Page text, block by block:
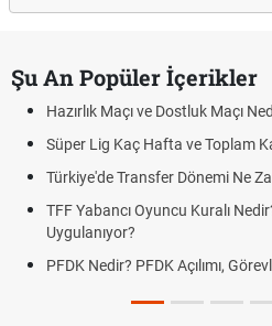
Şu An Popüler İçerikler
Hazırlık Maçı ve Dostluk Maçı
Süper Lig Kaç Hafta ve Toplam
Türkiye'de Transfer Dönemi Ne
TFF Yabancı Oyuncu Kuralı
Uygulanıyor?
PFDK Nedir? PFDK Açılımı,